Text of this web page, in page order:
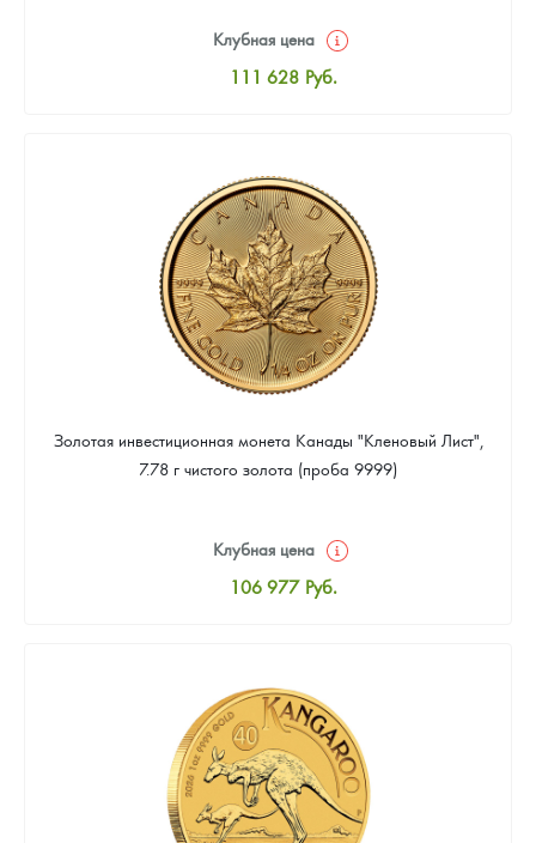
Клубная цена
111 628 Руб.
Цена выкупа
Звоните
Золотая инвестиционная монета Канады "Кленовый Лист",
7.78 г чистого золота (проба 9999)
Клубная цена
106 977 Руб.
Цена выкупа
95 814 Руб.